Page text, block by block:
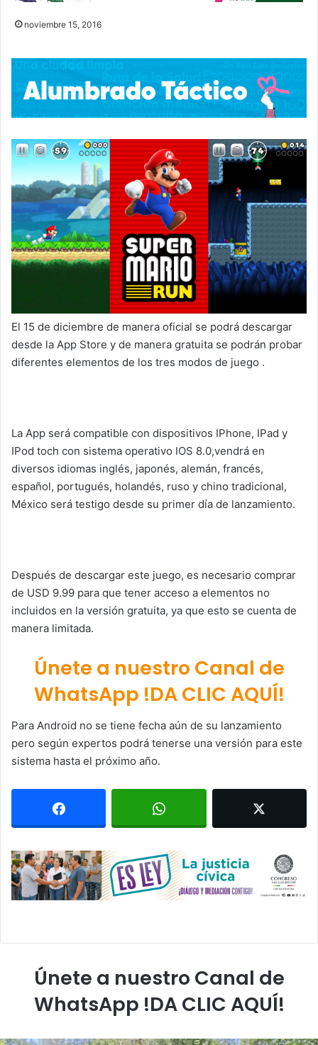
noviembre 15, 2016
El 15 de diciembre de manera oficial se podrá descargar
desde la App Store y de manera gratuita se podrán probar
diferentes elementos de los tres modos de juego .
La App será compatible con dispositivos IPhone, IPad y
IPod toch con sistema operativo IOS 8.0,vendrá en
diversos idiomas inglés, japonés, alemán, francés,
español, portugués, holandés, ruso y chino tradicional,
México será testigo desde su primer día de lanzamiento.
Después de descargar este juego, es necesario comprar
de USD 9.99 para que tener acceso a elementos no
incluidos en la versión gratuita, ya que esto se cuenta de
manera limitada.
Únete a nuestro Canal de
WhatsApp !DA CLIC AQUÍ!
Para Android no se tiene fecha aún de su lanzamiento
pero según expertos podrá tenerse una versión para este
sistema hasta el próximo año.
Únete a nuestro Canal de
WhatsApp !DA CLIC AQUÍ!